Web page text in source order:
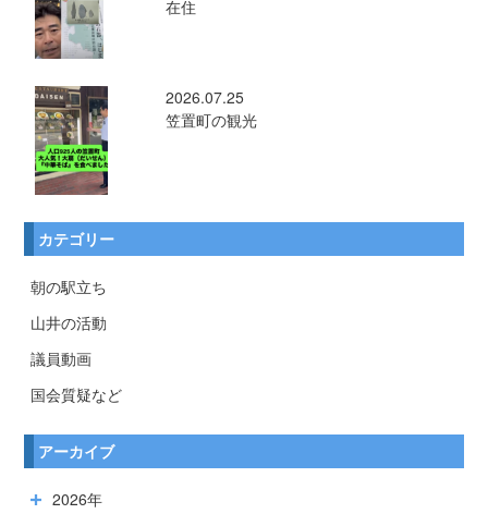
在住
2026.07.25
笠置町の観光
カテゴリー
朝の駅立ち
山井の活動
議員動画
国会質疑など
アーカイブ
2026年